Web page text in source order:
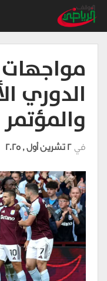
الدوري
والمؤتمر
في 2 تشرين أول , 2025